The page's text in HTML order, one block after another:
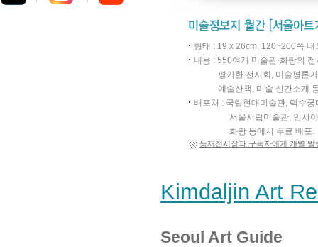
형태 : 19 x 26cm, 120~200쪽 내
내용 : 550여개 미술관·화랑의
평가한 전시회, 미술평론
예술산책, 미술 신간소개
배포처 : 국립현대미술관, 덕수
서울시립미술관, 인사
화랑 등에서 무료 배포.
등재전시장과 구독자에게 개별 발
Kimdaljin Art
Seoul Art Guide